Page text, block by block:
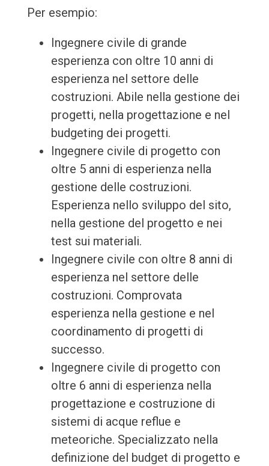
Per esempio:
Ingegnere civile di grande
esperienza con oltre 10 anni di
esperienza nel settore delle
costruzioni. Abile nella gestione dei
progetti, nella progettazione e nel
budgeting dei progetti.
Ingegnere civile di progetto con
oltre 5 anni di esperienza nella
gestione delle costruzioni.
Esperienza nello sviluppo del sito,
nella gestione del progetto e nei
test sui materiali.
Ingegnere civile con oltre 8 anni di
esperienza nel settore delle
costruzioni. Comprovata
esperienza nella gestione e nel
coordinamento di progetti di
successo.
Ingegnere civile di progetto con
oltre 6 anni di esperienza nella
progettazione e costruzione di
sistemi di acque reflue e
meteoriche. Specializzato nella
definizione del budget di progetto e